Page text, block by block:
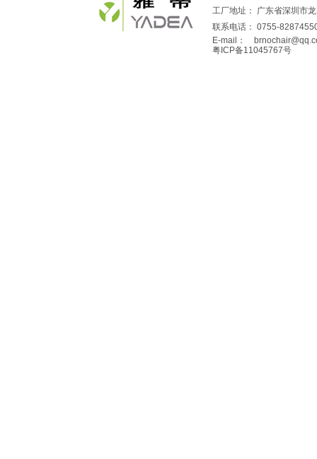
工厂地址： 广东省深圳市
联系电话： 0755-
E-mail：
粤ICP备11045767号